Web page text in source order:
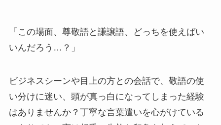
「この場面、尊敬語と謙譲語、どっちを使えばい
いんだろう…？」
ビジネスシーンや目上の方との会話で、敬語の使
い分けに迷い、頭が真っ白になってしまった経験
はありませんか？丁寧な言葉遣いを心がけている